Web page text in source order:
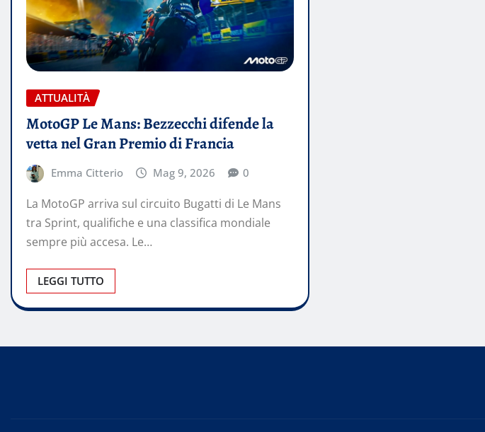
ATTUALITÀ
MotoGP Le Mans: Bezzecchi difende la
vetta nel Gran Premio di Francia
Emma Citterio Mag 9, 2026 0
La MotoGP arriva sul circuito Bugatti di Le Mans
tra Sprint, qualifiche e una classifica mondiale
sempre più accesa. Le…
LEGGI TUTTO